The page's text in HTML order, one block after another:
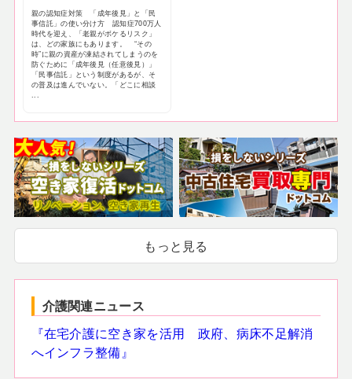
親の認知症対策 「成年後見」と「民
事信託」の使い分け方 認知症700万人
時代を迎え、「老親がボケるリスク」
は、どの家族にもあります。 “その
時”に親の資産が凍結されてしまうのを
防ぐために「成年後見（任意後見）」
「民事信託」という制度があるが、そ
の普及は進んでいない。「どこに相談
...
もっと見る
介護関連ニュース
『在宅介護に空き家を活用 政府、病床不足解消
へインフラ整備』